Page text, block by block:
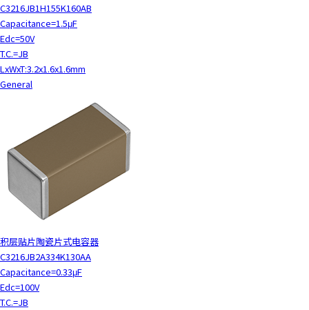
C3216JB1H155K160AB
Capacitance=1.5μF
Edc=50V
T.C.=JB
LxWxT:3.2x1.6x1.6mm
General
积层贴片陶瓷片式电容器
C3216JB2A334K130AA
Capacitance=0.33μF
Edc=100V
T.C.=JB